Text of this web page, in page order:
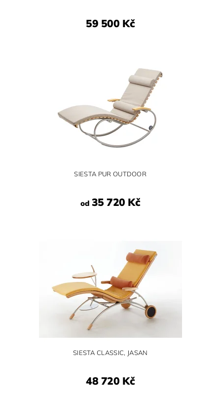
59 500 Kč
SIESTA PUR OUTDOOR
od35 720 Kč
SIESTA CLASSIC, JASAN
48 720 Kč